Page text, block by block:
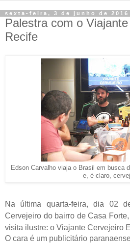
sexta-feira, 3 de junho de 2016
Palestra com o
Recife
Edson Carvalho viaja o Brasil em busca
e, é claro,
Na última quarta-feira, dia 02
Cervejeiro do bairro de Casa
visita ilustre: o Viajante Cervejeiro
O cara é um publicitário